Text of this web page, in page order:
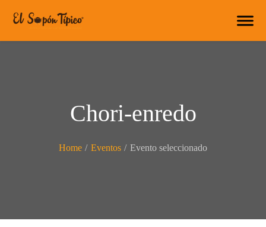
Chori-enredo
Home / Eventos / Evento seleccionado